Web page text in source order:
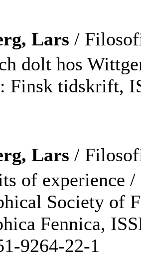
Lars /
dolt hos
Finsk tidskrift,
Lars /
of experience
Society of
Fennica,
9264-22-1